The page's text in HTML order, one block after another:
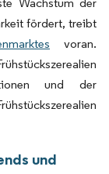
fördert, treibt
voran.
und der
und